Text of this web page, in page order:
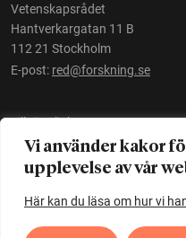
Vi använder kakor
upplevelse av vår
Här kan du läsa om hur vi
Vetenskapsrådet
Hantverkargatan 11 B
112 21 Stockholm
E-post: red@forskning.se
Tillgänglighet
Ett initiativ avVetenskapsrådet